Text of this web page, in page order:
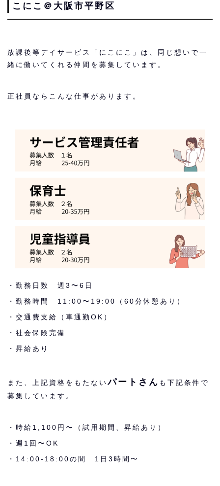
こにこ＠大阪市平野区
放課後等デイサービス「にこにこ」は、同じ想いで一
緒に働いてくれる仲間を募集しています。
正社員ならこんな仕事があります。
・勤務日数 週3〜6日
・勤務時間 11:00〜19:00（60分休憩あり）
・交通費支給（車通勤OK）
・社会保険完備
・昇給あり
また、上記資格をもたないパートさん も下記条件で
募集しています。
・時給1,100円〜（試用期間、昇給あり）
・週1回〜OK
・14:00-18:00の間 1日3時間〜